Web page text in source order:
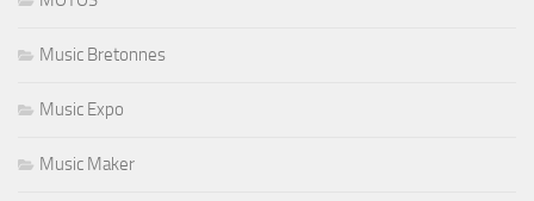
Music Bretonnes
Music Expo
Music Maker